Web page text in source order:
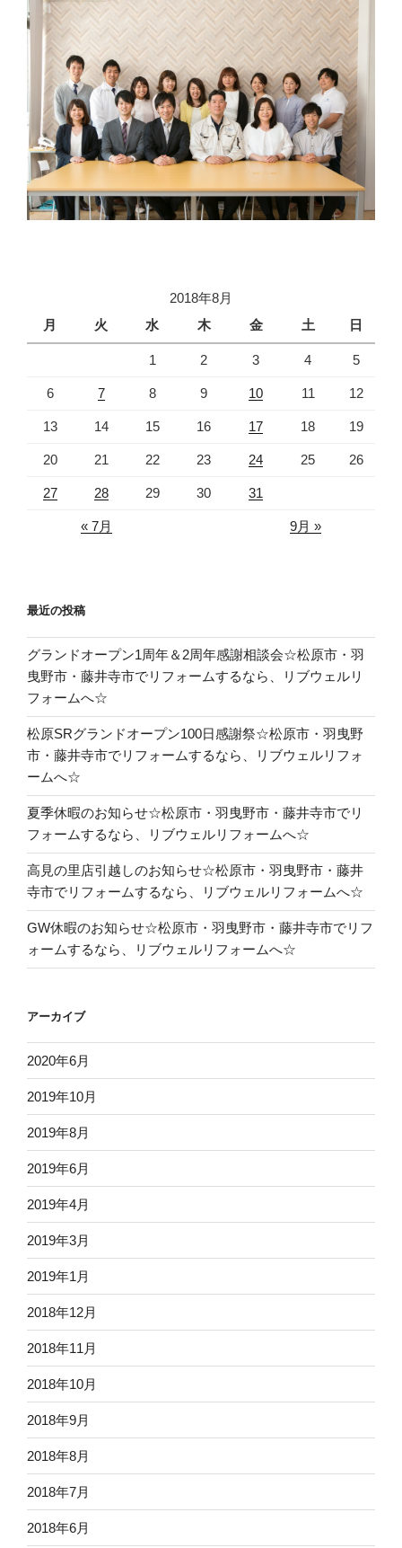
2018年8月
月
火 水 木 金 土 日
1 2 3 4 5
6 7 8 9 10 11 12
13 14 15 16 17 18 19
20 21 22 23 24 25 26
27 28 29 30 31
« 7月 9月 »
最近の投稿
グランドオープン1周年＆2周年感謝相談会☆松原市・羽
曳野市・藤井寺市でリフォームするなら、リブウェルリ
フォームへ☆
松原SRグランドオープン100日感謝祭☆松原市・羽曳野
市・藤井寺市でリフォームするなら、リブウェルリフォ
ームへ☆
夏季休暇のお知らせ☆松原市・羽曳野市・藤井寺市でリ
フォームするなら、リブウェルリフォームへ☆
高見の里店引越しのお知らせ☆松原市・羽曳野市・藤井
寺市でリフォームするなら、リブウェルリフォームへ☆
GW休暇のお知らせ☆松原市・羽曳野市・藤井寺市でリフ
ォームするなら、リブウェルリフォームへ☆
アーカイブ
2020年6月
2019年10月
2019年8月
2019年6月
2019年4月
2019年3月
2019年1月
2018年12月
2018年11月
2018年10月
2018年9月
2018年8月
2018年7月
2018年6月